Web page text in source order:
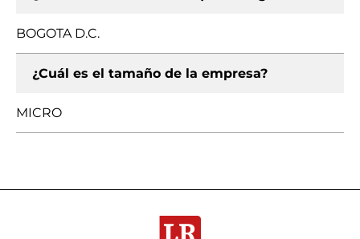
BOGOTA D.C.
¿Cuál es el tamaño de la empresa?
MICRO